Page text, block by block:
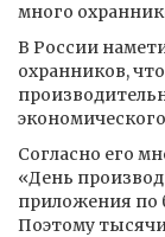
много
В России
охранников,
Согласно его
«День
приложения по
Поэтому